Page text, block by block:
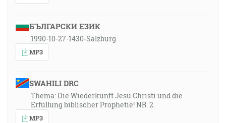
БЪЛГАРСКИ ЕЗИК
1990-10-27-1430-Salzburg
MP3
SWAHILI DRC
Thema: Die Wiederkunft Jesu Christi und die
Erfüllung biblischer Prophetie! NR. 2.
MP3